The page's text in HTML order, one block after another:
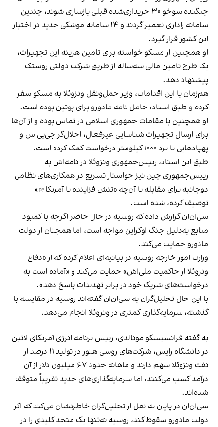
جنگنده سوخو ۳۰ خریداری‌شده قبلی بازسازی شوند، چندین
سامانه راداری تعمیر گردند و ۱۴ سامانه موشکی جدید در اختیار
این کشور قرار گیرد.
او همچنین از مسکو خواسته برای تامین هزینه این تجهیزات،
یک طرح تامین مالی سه‌ساله از طریق شرکت دولتی روستک
پیشنهاد دهد.
هم‌زمان با این اقدامات، وزیر حمل‌ونقل ونزوئلا به مسکو سفر
کرده و طبق اسناد، حامل نامه مادورو برای پوتین بوده است.
او همچنین با مقامات جمهوری اسلامی در تماس بوده و از آن‌ها
برای ارسال تجهیزات شناسایی غیر‌فعال، اخلال‌گر جی‌پی‌اس و
پهپادهایی با برد ۱۰۰۰ کیلومتر درخواست کمک کرده است.
طبق این اسناد، رییس‌جمهوری ونزوئلا در نامه‌اش به
رییس‌جمهوری چین نیز خواستار تسریع در همکاری‌های نظامی
دوجانبه برای مقابله با آن‌چه «تنش فزاینده با آمریکا
»
توصیف کرده، شده است.
سی‌ان‌ان گزارش داده که روسیه در حال حاضر اگرچه با کمبود
منابع به‌دلیل جنگ اوکراین مواجه است، اما همچنان از دولت
مادورو حمایت می‌کند.
وزارت امور خارجه روسیه در بیانیه‌ای اعلام کرده که از «دفاع
ونزوئلا از حاکمیت ملی‌اش» حمایت می‌کند و «آماده است به
درخواست‌های شریک خود در برابر تهدیدات پاسخ دهد».
با این حال تحلیل‌گران به سی‌ان‌ان گفته‌اند روسیه در مقایسه با
گذشته، سرمایه‌گذاری کمتری در ونزوئلا انجام می‌دهد.
به گفته فرانسيسکو مونالدی، رییس برنامه انرژی آمریکای لاتین
در دانشگاه رایس، شرکت‌های روسی هنوز در تولید ۱۱ درصد از
نفت ونزوئلا سهم دارند و ماهانه حدود ۶۷ میلیون دلار از آن
درآمد کسب می‌کنند، اما سرمایه‌گذاری‌های جدید تقریباً متوقف
شده‌اند.
سی‌ان‌ان در پایان به نقل از تحلیل‌گران خاطرنشان می‌کند که اگر
دولت مادورو سقوط کند، روسیه نه‌تنها یک متحد کلیدی را در